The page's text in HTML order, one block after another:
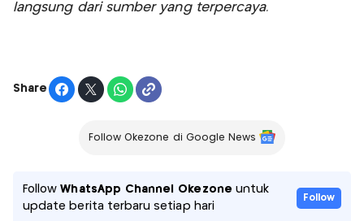
langsung dari sumber yang terpercaya.
Share
Follow Okezone di Google News
FollowWhatsApp Channel Okezone untuk
update berita terbaru setiap hari
Follow